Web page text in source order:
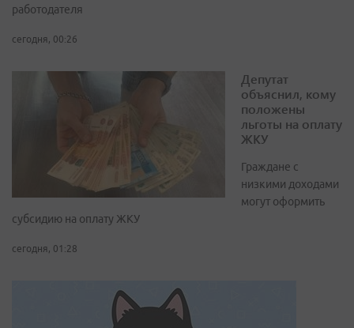
работодателя
сегодня, 00:26
Депутат
объяснил, кому
положены
льготы на оплату
ЖКУ
Граждане с
низкими доходами
могут оформить
субсидию на оплату ЖКУ
сегодня, 01:28